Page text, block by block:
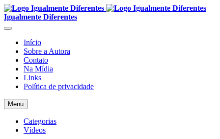
Igualmente Diferentes
Início
Sobre a Autora
Contato
Na Mídia
Links
Política de privacidade
Menu
Categorias
Vídeos